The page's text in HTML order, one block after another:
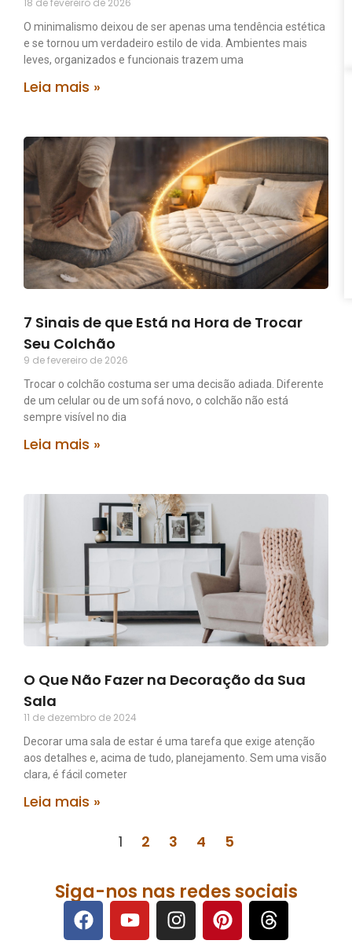
O minimalismo deixou de ser apenas uma tendência estética
e se tornou um verdadeiro estilo de vida. Ambientes mais
leves, organizados e funcionais trazem uma
Leia mais »
7 Sinais de que Está na Hora de Trocar
Seu Colchão
9 de fevereiro de 2026
Trocar o colchão costuma ser uma decisão adiada. Diferente
de um celular ou de um sofá novo, o colchão não está
sempre visível no dia
Leia mais »
O Que Não Fazer na Decoração da Sua
Sala
11 de dezembro de 2024
Decorar uma sala de estar é uma tarefa que exige atenção
aos detalhes e, acima de tudo, planejamento. Sem uma visão
clara, é fácil cometer
Leia mais »
1 2 3 4 5
Siga-nos nas redes sociais